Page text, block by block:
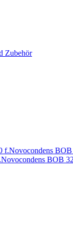
Zubehör
BOB